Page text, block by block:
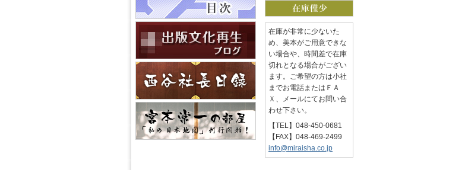
在庫が非常に少ないた
め、美本がご用意できな
い場合や、時間差で在庫
切れとなる場合がござい
ます。ご希望の方は小社
までお電話またはＦＡ
Ｘ、メールにてお問い合
わせ下さい。
【TEL】048-450-0681
【FAX】048-469-2499
info@miraisha.co.jp